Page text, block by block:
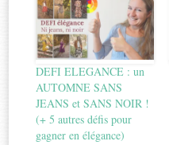
DEFI ELEGANCE : un
AUTOMNE SANS
JEANS et SANS NOIR !
(+ 5 autres défis pour
gagner en élégance)